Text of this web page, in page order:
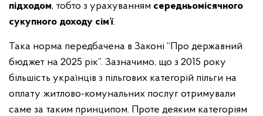
підходом, тобто з урахуванням середньомісячного
сукупного доходу сім’ї.
Така норма передбачена в Законі “Про державний
бюджет на 2025 рік”. Зазначимо, що з 2015 року
більшість українців з пільгових категорій пільги на
оплату житлово-комунальних послуг отримували
саме за таким принципом. Проте деяким категоріям